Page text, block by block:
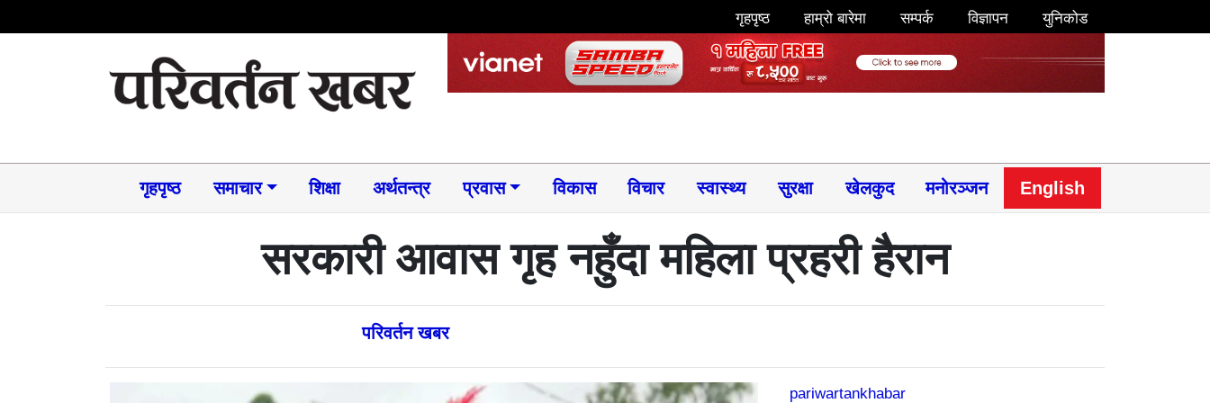
गृहपृष्ठ हाम्रो बारेमा सम्पर्क विज्ञापन युनिकोड
गृहपृष्ठ समाचार​ शिक्षा अर्थतन्त्र प्रवास विकास विचार स्वास्थ्य सुरक्षा खेलकुद मनोरञ्जन English
सरकारी आवास गृह नहुँदा महिला प्रहरी हैरान
परिवर्तन खबर
pariwartankhabar